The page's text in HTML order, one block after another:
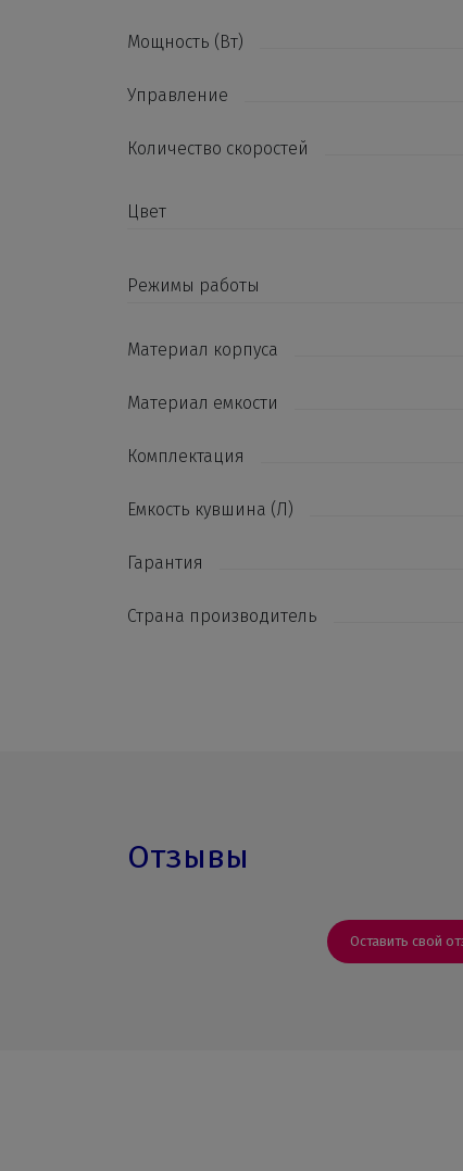
Мощность (Вт)
Управление
Количество скоростей
Цвет
Режимы работы
Материал корпуса
Материал емкости
Комплектация
Емкость кувшина (Л)
Гарантия
Страна производитель
Отзывы
Оставить свой